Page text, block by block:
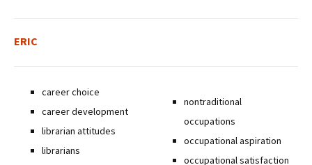
ERIC
career choice
career development
librarian attitudes
librarians
nontraditional
occupations
occupational aspiration
occupational satisfaction